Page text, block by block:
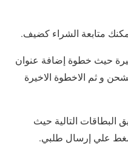
متابعة الشراء كضيف.
حيث خطوة إضافة عنوان
و ثم الاخطوة الاخيرة
التالية حيث
علي إرسال طلبي.